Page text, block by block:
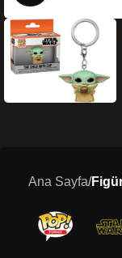
Ana Sayfa